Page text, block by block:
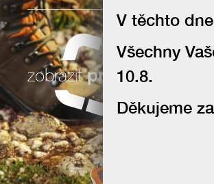
zobrazitprodukty
V těchto
Všechny
10.8.
Děkujeme